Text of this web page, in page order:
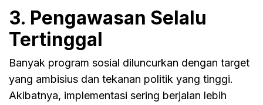
3. Pengawasan Selalu
Tertinggal
Banyak program sosial diluncurkan dengan target
yang ambisius dan tekanan politik yang tinggi.
Akibatnya, implementasi sering berjalan lebih